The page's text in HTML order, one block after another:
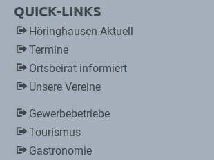
QUICK-LINKS
Höringhausen Aktuell
Termine
Ortsbeirat informiert
Unsere Vereine
Gewerbebetriebe
Tourismus
Gastronomie